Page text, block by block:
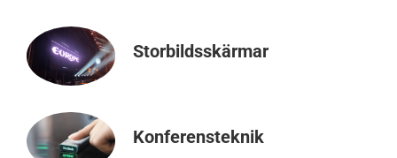
Storbildsskärmar
Konferensteknik